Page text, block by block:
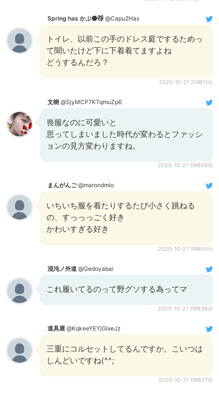
Spring has かぷ🟡😼 @Capu2Has
トイレ、以前この手のドレス庭でするためっ
て聞いたけど下に下着着てますよね
どうするんだろ？
2020-10-21 20時11分
文樹 @SjyMCP7KTqmuZp6
喪服なのに可愛いと
思ってしまいました時代が変わるとファッシ
ョンの見方変わりますね。
2020-10-21 19時59分
まんがんご@marondmlo
いちいち服を着たりするたび小さく跳ねる
の、すっっっごく好き
かわいすぎる好き
2020-10-21 19時50分
混沌ノ外道 @Gedoyabai
これ履いてるのって野グソする為ってマ
2020-10-21 19時38分
道具屋 @KqkeeYEYjGlxeJz
三重にコルセットしてるんですか。こいつは
しんどいですね(^^;
2020-10-21 19時27分